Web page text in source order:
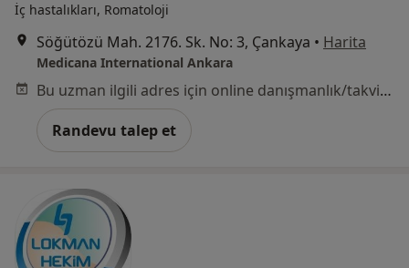
İç hastalıkları, Romatoloji
Söğütözü Mah. 2176. Sk. No: 3, Çankaya • Harita
Medicana International Ankara
Bu uzman ilgili adres için online danışmanlık/takvim sunmuyor.
Randevu talep et